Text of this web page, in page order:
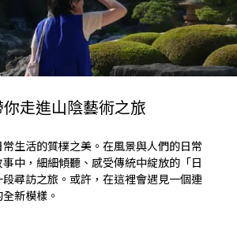
走進山陰藝術之旅
生活的質樸之美。在風景與人們的日常
中，細細傾聽、感受傳統中綻放的「日
尋訪之旅。或許，在這裡會遇見一個連
新模樣。